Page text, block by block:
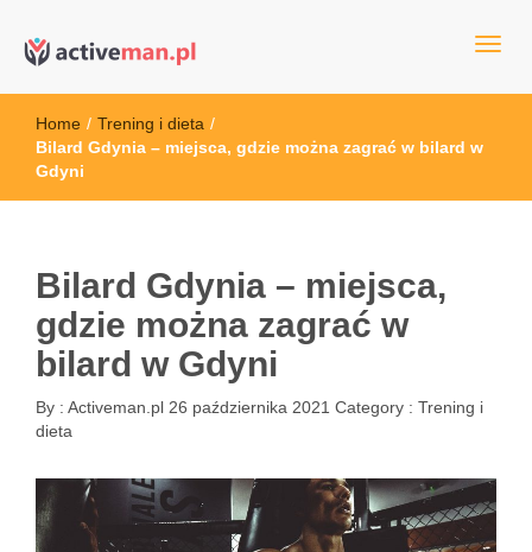
active man – sprzęt sportowy
sportowym
Home / Trening i dieta /
Bilard Gdynia – miejsca, gdzie można zagrać w bilard w
Gdyni
Bilard Gdynia – miejsca,
gdzie można zagrać w
bilard w Gdyni
By : Activeman.pl 26 października 2021 Category : Trening i
dieta